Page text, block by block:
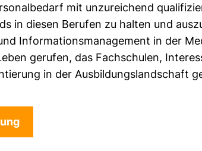
mit unzureichend
in diesen Berufen zu halten und
Informationsmanagement in der
gerufen, das Fachschulen,
in der Ausbildungslandschaft